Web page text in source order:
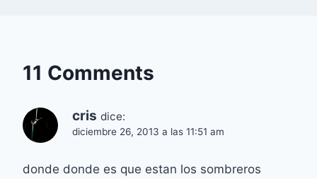
11 Comments
cris dice:
diciembre 26, 2013 a las 11:51 am
donde donde es que estan los sombreros